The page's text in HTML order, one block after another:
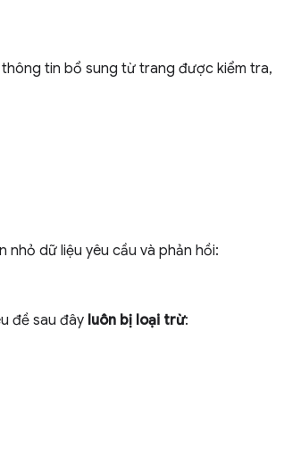
thông tin bổ sung từ trang được kiểm tra,
nhỏ dữ liệu yêu cầu và phản hồi:
đề sau đây luôn bị loại trừ: